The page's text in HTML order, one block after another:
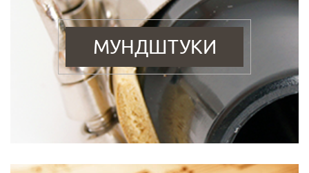
МУНДШТУКИ